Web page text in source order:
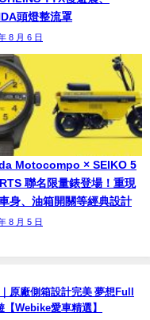
頭燈整流罩
8 月 6 日
Motocompo × SEIKO 5
聯名限量錶登場！重現
身、油箱開關等經典設計
8 月 5 日
原廠側箱設計完美 夢想Full
Webike愛車精選】